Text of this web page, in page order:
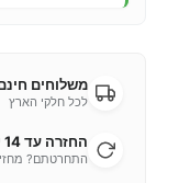
משלוחים
לכל חלקי הארץ
החזרה עד 14 יום
התחרטתם?